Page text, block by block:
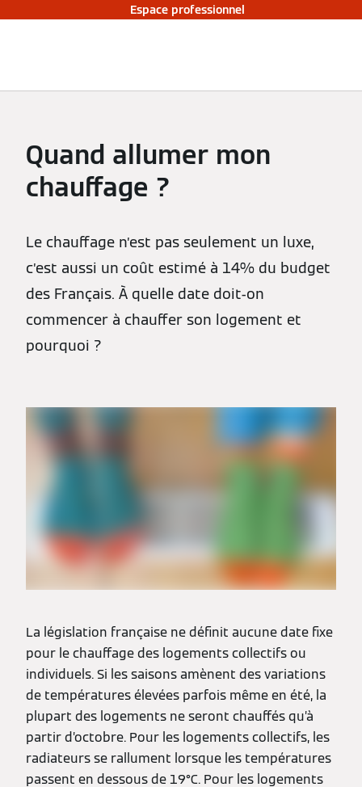
Espace professionnel
Quand allumer mon
chauffage ?
Le chauffage n’est pas seulement un luxe,
c’est aussi un coût estimé à 14% du budget
des Français. À quelle date doit-on
commencer à chauffer son logement et
pourquoi ?
La législation française ne définit aucune date fixe
pour le chauffage des logements collectifs ou
individuels. Si les saisons amènent des variations
de températures élevées parfois même en été, la
plupart des logements ne seront chauffés qu’à
partir d’octobre. Pour les logements collectifs, les
radiateurs se rallument lorsque les températures
passent en dessous de 19°C. Pour les logements